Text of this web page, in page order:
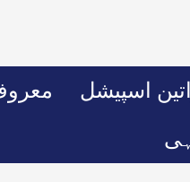
اسپیشل